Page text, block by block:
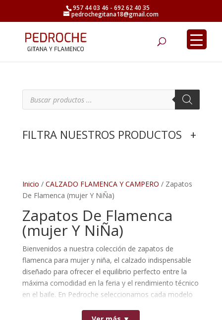
957 44 03 46 - 692 62 40 35
pedrochegitana18@gmail.com
Inicio / CALZADO FLAMENCA Y CAMPERO / Zapatos
De Flamenca (mujer Y NiÑa)
Zapatos De Flamenca
(mujer Y NiÑa)
Bienvenidos a nuestra colección de zapatos de
flamenca para mujer y niña, el calzado indispensable
diseñado para ofrecer el equilibrio perfecto entre la
máxima comodidad en la feria y el rendimiento técnico
en el baile. En Pedroche seleccionamos cada modelo
España, lo que te garantiza pieles e hilos de primera
B
d
a
d
u
c
o
s
FILTRA NUESTROS PRODUCTOS +